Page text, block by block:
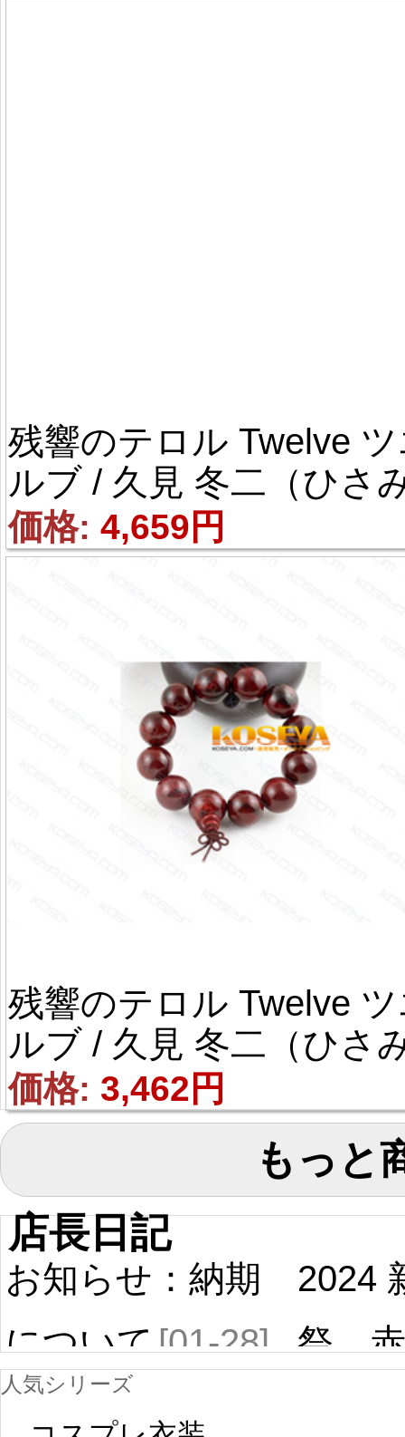
残響のテロル Twelve
ルブ / 久見 冬二（ひさ
とうじ） 腰飾り コス用
コスプレ道具
価格: 4,659円
残響のテロル Twelve
ルブ / 久見 冬二（ひさ
とうじ） アンクレット
ス用具 コスプレ道具
価格: 3,462円
もっと
店長日記
お知らせ：納期
について[01-28]
中国旧正月の影
2024
祭 赤
人気シリーズ